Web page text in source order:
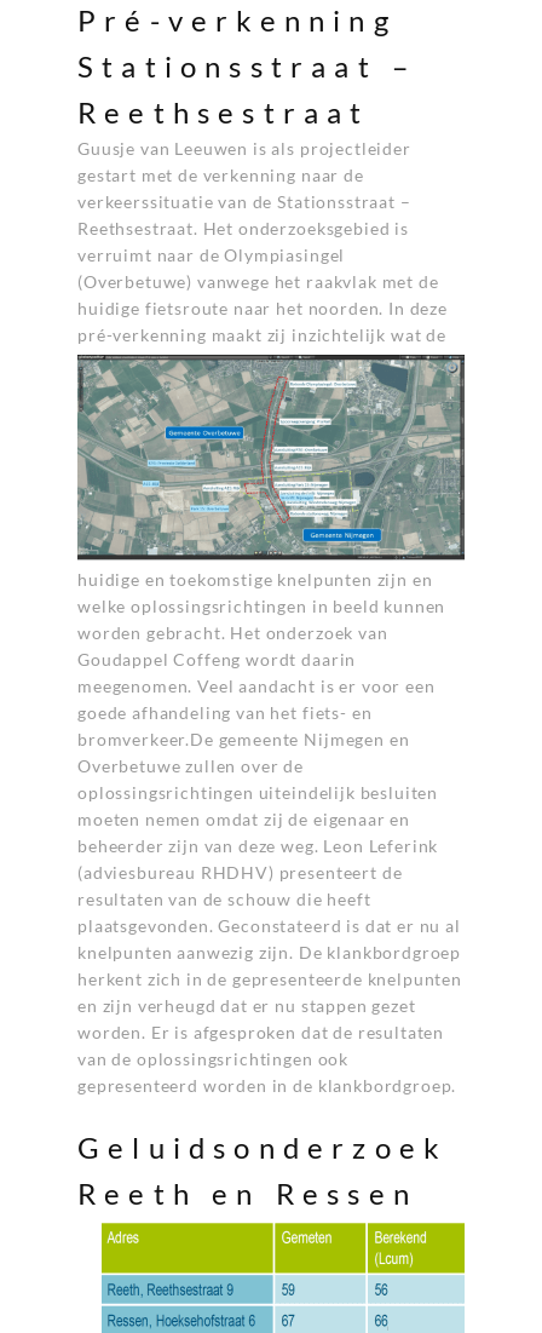
Pré-verkenning
Stationsstraat –
Reethsestraat
Guusje van Leeuwen is als projectleider
gestart met de verkenning naar de
verkeerssituatie van de Stationsstraat –
Reethsestraat. Het onderzoeksgebied is
verruimt naar de Olympiasingel
(Overbetuwe) vanwege het raakvlak met de
huidige fietsroute naar het noorden. In deze
pré-verkenning maakt zij inzichtelijk wat de
huidige en toekomstige knelpunten zijn en
welke oplossingsrichtingen in beeld kunnen
worden gebracht. Het onderzoek van
Goudappel Coffeng wordt daarin
meegenomen. Veel aandacht is er voor een
goede afhandeling van het fiets- en
bromverkeer.De gemeente Nijmegen en
Overbetuwe zullen over de
oplossingsrichtingen uiteindelijk besluiten
moeten nemen omdat zij de eigenaar en
beheerder zijn van deze weg. Leon Leferink
(adviesbureau RHDHV) presenteert de
resultaten van de schouw die heeft
plaatsgevonden. Geconstateerd is dat er nu al
knelpunten aanwezig zijn. De klankbordgroep
herkent zich in de gepresenteerde knelpunten
en zijn verheugd dat er nu stappen gezet
worden. Er is afgesproken dat de resultaten
van de oplossingsrichtingen ook
gepresenteerd worden in de klankbordgroep.
Geluidsonderzoek
Reeth en Ressen